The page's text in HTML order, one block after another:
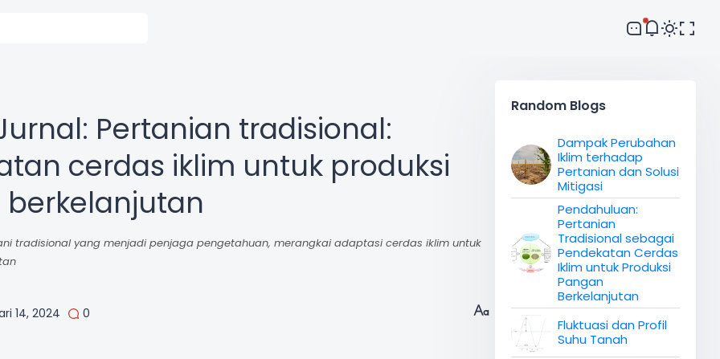
Terima kasih ibu Rey. Moga isi yang sede...
anak kedua saya paling suka sains,
terma...
Pertanian tradisional:
cerdas iklim untuk produksi
tradisional yang menjadi penjaga pengetahuan, merangkai adaptasi cerdas iklim untuk
14, 2024 0
Random Blogs
Dampak Perubahan
Iklim terhadap
Pertanian dan Solusi
Mitigasi
Pendahuluan:
Pertanian
Tradisional sebagai
Pendekatan Cerdas
Iklim untuk Produksi
Pangan
Berkelanjutan
Fluktuasi dan Profil
Suhu Tanah